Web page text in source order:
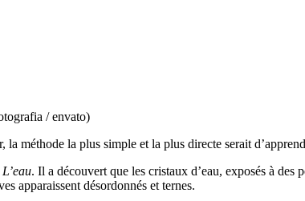
/ envato)
méthode la plus simple et la plus directe serait
. Il a découvert que les cristaux d’eau, exposés à des
apparaissent désordonnés et ternes.